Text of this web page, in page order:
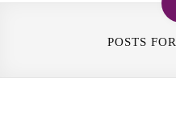
POSTS FOR